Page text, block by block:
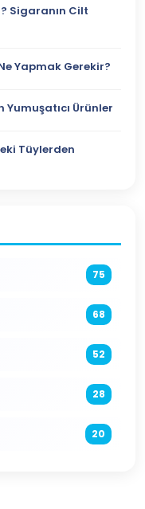
Sigaranın Cilt
Yapmak Gerekir?
Ürünler
Tüylerden
75
68
52
28
20